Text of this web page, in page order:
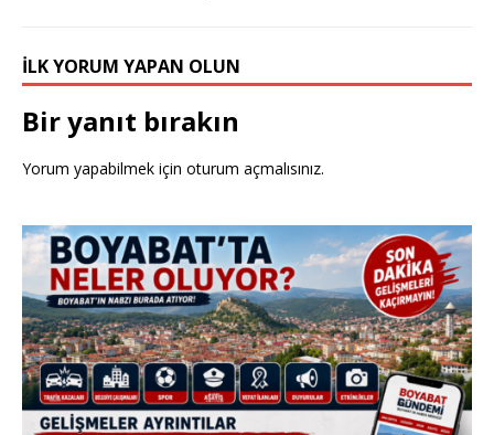
k
İLK YORUM YAPAN OLUN
Bir yanıt bırakın
Yorum yapabilmek için oturum açmalısınız.